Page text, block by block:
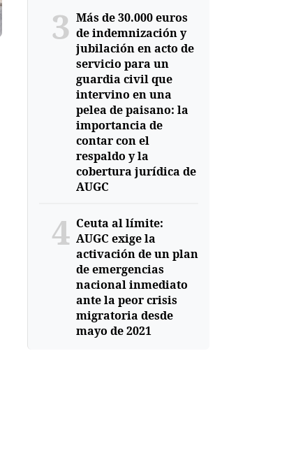
3 Más de 30.000 euros
de indemnización y
jubilación en acto de
servicio para un
guardia civil que
intervino en una
pelea de paisano: la
importancia de
contar con el
respaldo y la
cobertura jurídica de
AUGC
4 Ceuta al límite:
AUGC exige la
activación de un plan
de emergencias
nacional inmediato
ante la peor crisis
migratoria desde
mayo de 2021